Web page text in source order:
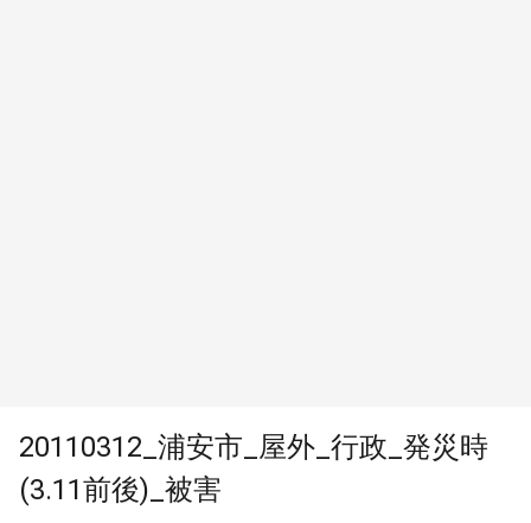
20110312_浦安市_屋外_行政_発災時
(3.11前後)_被害